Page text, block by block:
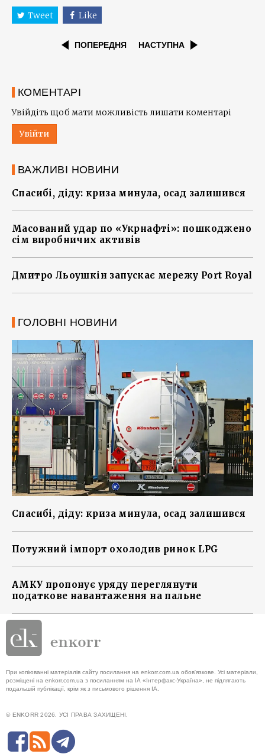
Tweet Like
ПОПЕРЕДНЯ НАСТУПНА
КОМЕНТАРІ
Увійдіть щоб мати можливість лишати коментарі
Увійти
ВАЖЛИВІ НОВИНИ
Спасибі, діду: криза минула, осад залишився
Масований удар по «Укрнафті»: пошкоджено
сім виробничих активів
Дмитро Льоушкін запускає мережу Port Royal
ГОЛОВНІ НОВИНИ
Спасибі, діду: криза минула, осад залишився
Потужний імпорт охолодив ринок LPG
АМКУ пропонує уряду переглянути
податкове навантаження на пальне
При копіюванні матеріалів сайту посилання на enkorr.com.ua обов'язкове. Усі матеріали,
розміщені на enkorr.com.ua з посиланням на ІА «Інтерфакс-Україна», не підлягають
подальшій публікації, крім як з письмового рішення ІА.
© ENKORR 2026. УСІ ПРАВА ЗАХИЩЕНІ.